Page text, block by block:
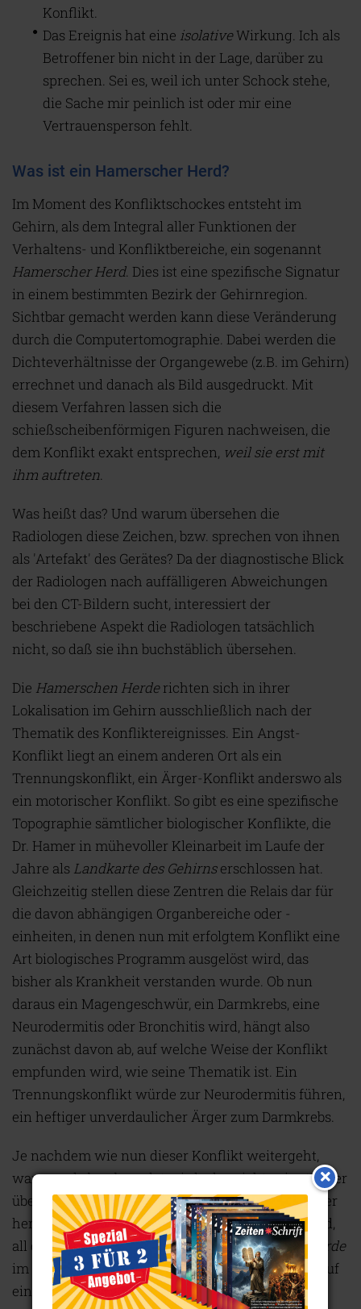
Konflikt.
Das Ereignis hat eine isolativeWirkung. Ich als
Betroffener bin nicht in der Lage, darüber zu
sprechen. Sei es, weil ich unter Schock stehe,
die Sache mir peinlich ist oder mir eine
Vertrauensperson fehlt.
Was ist ein Hamerscher Herd?
Im Moment des Konfliktschockes entsteht im
Gehirn, als dem Integral aller Funktionen der
Verhaltens- und Konfliktbereiche, ein sogenannt
Hamerscher Herd. Dies ist eine spezifische Signatur
in einem bestimmten Bezirk der Gehirnregion.
Sichtbar gemacht werden kann diese Veränderung
durch die Computertomographie. Dabei werden die
Dichteverhältnisse der Organgewebe (z.B. im Gehirn)
errechnet und danach als Bild ausgedruckt. Mit
diesem Verfahren lassen sich die
schießscheibenförmigen Figuren nachweisen, die
dem Konflikt exakt entsprechen, weil sie erst mit
ihm auftreten.
Was heißt das? Und warum übersehen die
Radiologen diese Zeichen, bzw. sprechen von ihnen
als 'Artefakt' des Gerätes? Da der diagnostische Blick
der Radiologen nach auffälligeren Abweichungen
bei den CT-Bildern sucht, interessiert der
beschriebene Aspekt die Radiologen tatsächlich
nicht, so daß sie ihn buchstäblich übersehen.
Die Hamerschen Herderichten sich in ihrer
Lokalisation im Gehirn ausschließlich nach der
Thematik des Konfliktereignisses. Ein Angst-
Konflikt liegt an einem anderen Ort als ein
Trennungskonflikt, ein Ärger-Konflikt anderswo als
ein motorischer Konflikt. So gibt es eine spezifische
Topographie sämtlicher biologischer Konflikte, die
Dr. Hamer in mühevoller Kleinarbeit im Laufe der
Jahre als Landkarte des Gehirnserschlossen hat.
Gleichzeitig stellen diese Zentren die Relais dar für
die davon abhängigen Organbereiche oder -
einheiten, in denen nun mit erfolgtem Konflikt eine
Art biologisches Programm ausgelöst wird, das
bisher als Krankheit verstanden wurde. Ob nun
daraus ein Magengeschwür, ein Darmkrebs, eine
Neurodermitis oder Bronchitis wird, hängt also
zunächst davon ab, auf welche Weise der Konflikt
empfunden wird, wie seine Thematik ist. Ein
Trennungskonflikt würde zur Neurodermitis führen,
ein heftiger unverdaulicher Ärger zum Darmkrebs.
Je nachdem wie nun dieser Konflikt weitergeht,
wann und ob er beendet wird oder nicht, wie stark er
über diesen Zeitraum erlebt wurde, ob intensiv oder
herabgemindert oder auch hin und her wechselnd,
all dies wirkt unmittelbar auf dieHamerschen Herde
im Gehirn und den organisch-funktionellen Verlauf
ein, alles verläuft sozusagen im gleichen Takt.